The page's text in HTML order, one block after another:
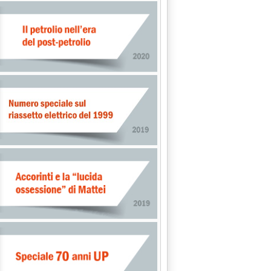
nero sulla domanda: troppi casi Covid-19'